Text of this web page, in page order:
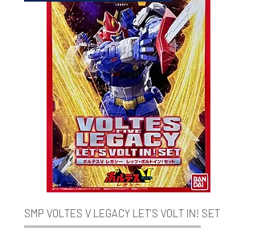
SMP VOLTES V LEGACY LET'S VOLT IN! SET